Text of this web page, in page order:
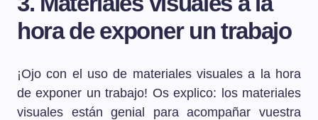
hora de exponer un trabajo
¡Ojo con el uso de materiales visuales a la hora
de exponer un trabajo! Os explico: los materiales
visuales están genial para acompañar vuestra